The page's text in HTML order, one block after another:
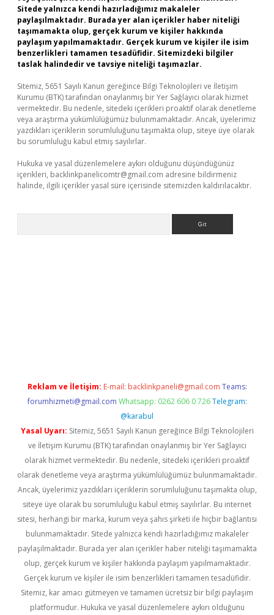
Sitede yalnızca kendi hazırladığımız makaleler
paylaşılmaktadır. Burada yer alan içerikler haber niteliği
taşımamakta olup, gerçek kurum ve kişiler hakkında
paylaşım yapılmamaktadır. Gerçek kurum ve kişiler ile isim
benzerlikleri tamamen tesadüfidir. Sitemizdeki bilgiler
taslak halindedir ve tavsiye niteliği taşımazlar.
Sitemiz, 5651 Sayılı Kanun gereğince Bilgi Teknolojileri ve İletişim
Kurumu (BTK) tarafından onaylanmış bir Yer Sağlayıcı olarak hizmet
vermektedir. Bu nedenle, sitedeki içerikleri proaktif olarak denetleme
veya araştırma yükümlülüğümüz bulunmamaktadır. Ancak, üyelerimiz
yazdıkları içeriklerin sorumluluğunu taşımakta olup, siteye üye olarak
bu sorumluluğu kabul etmiş sayılırlar.
Hukuka ve yasal düzenlemelere aykırı olduğunu düşündüğünüz
içerikleri, backlinkpanelicomtr@gmail.com adresine bildirmeniz
halinde, ilgili içerikler yasal süre içerisinde sitemizden kaldırılacaktır.
Reklam ve İletişim: E-mail: backlinkpaneli@gmail.com Teams:
forumhizmeti@gmail.com Whatsapp: 0262 606 0 726 Telegram:
@karabul
Yasal Uyarı: Sitemiz, 5651 Sayılı Kanun gereğince Bilgi Teknolojileri
ve İletişim Kurumu (BTK) tarafından onaylanmış bir Yer Sağlayıcı
olarak hizmet vermektedir. Bu nedenle, sitedeki içerikleri proaktif
olarak denetleme veya araştırma yükümlülüğümüz bulunmamaktadır.
Ancak, üyelerimiz yazdıkları içeriklerin sorumluluğunu taşımakta olup,
siteye üye olarak bu sorumluluğu kabul etmiş sayılırlar. Bu internet
sitesi, herhangi bir marka, kurum veya şahıs şirketi ile hiçbir bağlantısı
bulunmamaktadır. Sitede yalnızca kendi hazırladığımız makaleler
paylaşılmaktadır. Burada yer alan içerikler haber niteliği taşımamakta
olup, gerçek kurum ve kişiler hakkında paylaşım yapılmamaktadır.
Gerçek kurum ve kişiler ile isim benzerlikleri tamamen tesadüfidir.
Sitemiz, kar amacı gütmeyen ve tamamen ücretsiz bir bilgi paylaşım
platformudur. Hukuka ve yasal düzenlemelere aykırı olduğunu